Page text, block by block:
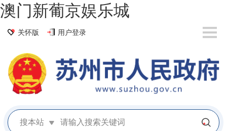
澳门新葡京娱乐城
关怀版 用户登录
搜本站